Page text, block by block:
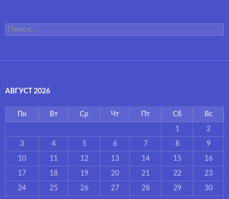
Найти:
АВГУСТ 2026
Пн Вт Ср Чт Пт Сб Вс
1 2
3 4 5 6 7 8 9
10 11 12 13 14 15 16
17 18 19 20 21 22 23
24 25 26 27 28 29 30